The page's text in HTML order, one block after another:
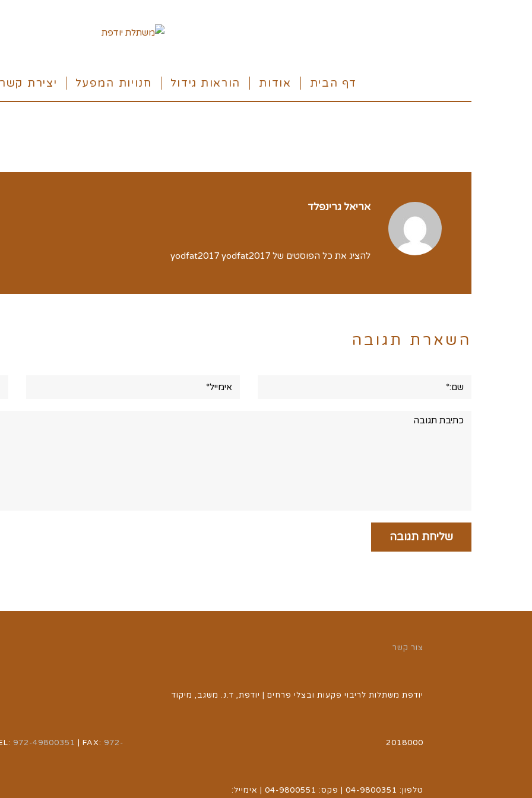
דף הבית אודות הוראות גידול חנויות המפעל יצירת קשר
אריאל גרינפלד
להציג את כל הפוסטים של yodfat2017 yodfat2017
השארת תגובה
972-49800351 | FAX: 972-
צור קשר
יודפת משתלות לריבוי פקעות ובצלי פרחים | יודפת, ד.נ. משגב, מיקוד
2018000
טלפון: 04-9800351 | פקס: 04-9800551 | אימייל: